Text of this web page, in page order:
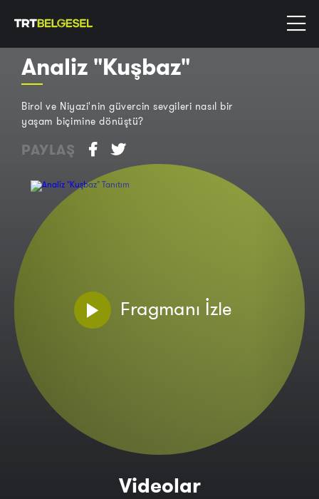
Analiz "Kuşbaz"
Birol ve Niyazi'nin güvercin sevgileri nasıl bir
yaşam biçimine dönüştü?
PAYLAŞ
Fragmanı İzle
Videolar